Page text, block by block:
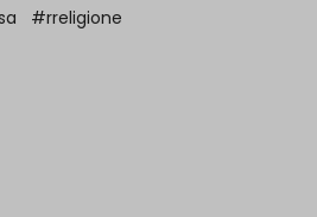
#rreligione